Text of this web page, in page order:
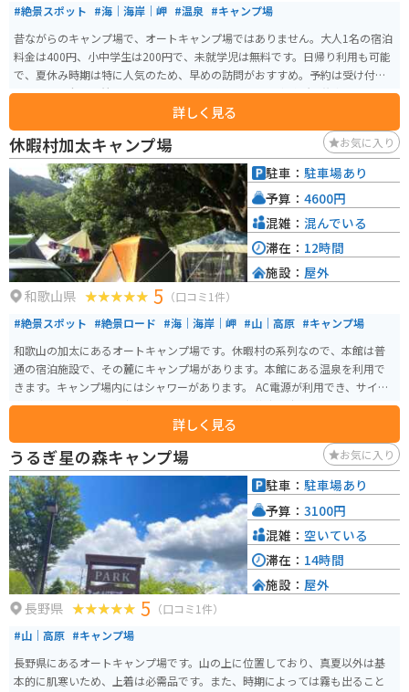
設備としては手作りのワイルドな感じではありますが、「自由な空間」「自
由な時間」を楽しめるところです。
#絶景スポット #海｜海岸｜岬 #温泉 #キャンプ場
昔ながらのキャンプ場で、オートキャンプ場ではありません。大人1名の宿泊
料金は400円、小中学生は200円で、未就学児は無料です。日帰り利用も可能
で、夏休み時期は特に人気のため、早めの訪問がおすすめ。予約は受け付け
ておらず、全て先着順となっています。 施設には管理事務所や炊事場、トイ
レがあり、また4名用のケビンや2名用のケビンも利用可能。特に2名用のケビ
ンには電源コンセントがありますが、それ以外の場所ではAC電源の利用はで
きません。 木立の中にあり、夕陽台展望台からは夕日に照らされた海面を眺
めることができ、近くには「夕陽台の湯」や「知床ボランティア活動施設」
もあります。市街地に隣接しながらも、森の中でのキャンプを楽しむことが
でき、林間のサイトはややデコボコした傾斜地となっています。 混雑時には
好条件の場所でテントを張るのが難しいかもしれませんが、空いている時は
快適なサイトを選ぶことができます。夕日を眺める際は、展望台が大変混雑
するので、近くのホテルの駐車場からの眺めもおすすめです。近隣にはコン
ビニや温泉施設もあり、知床観光や知床登山のベースキャンプとしても最適
な場所です。
詳しく見る
休暇村加太キャンプ場 お気に入り
和歌山県 5 （口コミ1件）
#絶景スポット #絶景ロード #海｜海岸｜岬 #山｜高原 #キャンプ場
和歌山の加太にあるオートキャンプ場です。休暇村の系列なので、本館は普
通の宿泊施設で、その麓にキャンプ場があります。本館にある温泉を利用で
きます。キャンプ場内にはシャワーがあります。 AC電源が利用でき、サイト
内に車を停めれます。夜にはキャンプ場内にある芝生の広場で星を眺めるこ
とができます。テニスコートもあり、海水浴場にも車で約4分です。
詳しく見る
駐車： 駐車場あり
予算： 4600円
混雑： 混んでいる
滞在： 12時間
施設： 屋外
うるぎ星の森キャンプ場 お気に入り
長野県 5 （口コミ1件）
#山｜高原 #キャンプ場
長野県にあるオートキャンプ場です。山の上に位置しており、真夏以外は基
本的に肌寒いため、上着は必需品です。また、時期によっては霧も出ること
駐車： 駐車場あり
予算： 3100円
混雑： 空いている
滞在： 14時間
施設： 屋外